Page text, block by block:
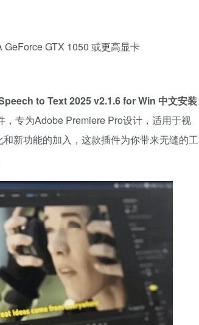
GTX 1050 或更高显卡
to Text 2025 v2.1.6 for Win 中文安装
专为Adobe Premiere Pro设计，适用于视
新功能的加入，这款插件为你带来无缝的工